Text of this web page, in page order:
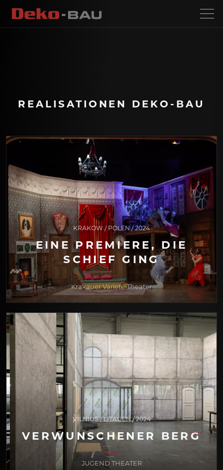
REALISATIONEN DEKO-BAU
KRAKOW / POLEN / 2024
EINE PREMIERE, DIE
SCHIEF GING
Krakauer Varieté-Theater
VILNIUS / LITAUEN / 2024
VERWUNSCHENER BERG
JUGEND THEATER